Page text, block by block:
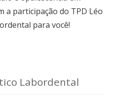
a participação do TPD Léo
para você!
Labordental